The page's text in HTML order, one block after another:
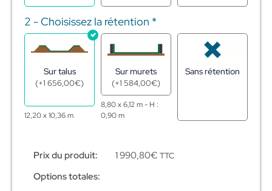
2 - Choisissez la rétention *
Sur talus
(+1 656,00€)
12,20 x 10,36 m
Sur murets
(+1 584,00€)
8,80 x 6,12 m - H :
0,90 m
Sans rétention
Prix du produit: 1 990,80€ TTC
Options totales: